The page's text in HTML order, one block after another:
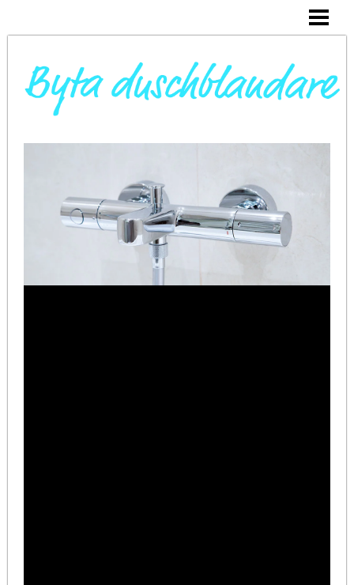
BYTA VARMVATTENBEREDARE
BYTA BLANDARE I HANDFAT